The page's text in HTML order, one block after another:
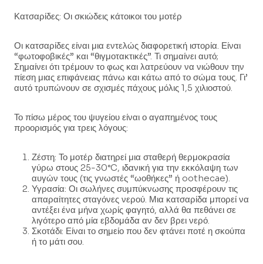
Κατσαρίδες: Οι σκιώδεις κάτοικοι του μοτέρ
Οι κατσαρίδες είναι μια εντελώς διαφορετική ιστορία. Είναι
“φωτοφοβικές” και “θιγμοτακτικές”. Τι σημαίνει αυτό;
Σημαίνει ότι τρέμουν το φως και λατρεύουν να νιώθουν την
πίεση μιας επιφάνειας πάνω και κάτω από το σώμα τους. Γι’
αυτό τρυπώνουν σε σχισμές πάχους μόλις 1,5 χιλιοστού.
Το πίσω μέρος του ψυγείου είναι ο αγαπημένος τους
προορισμός για τρεις λόγους:
Ζέστη: Το μοτέρ διατηρεί μια σταθερή θερμοκρασία
γύρω στους 25-30°C, ιδανική για την εκκόλαψη των
αυγών τους (τις γνωστές “ωοθήκες” ή oothecae).
Υγρασία: Οι σωλήνες συμπύκνωσης προσφέρουν τις
απαραίτητες σταγόνες νερού. Μια κατσαρίδα μπορεί να
αντέξει ένα μήνα χωρίς φαγητό, αλλά θα πεθάνει σε
λιγότερο από μία εβδομάδα αν δεν βρει νερό.
Σκοτάδι: Είναι το σημείο που δεν φτάνει ποτέ η σκούπα
ή το μάτι σου.